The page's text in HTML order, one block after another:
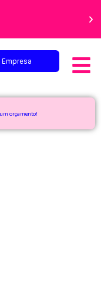
orçamento!